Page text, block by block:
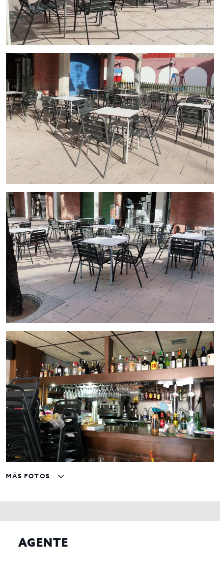
mayor selección de restaurantes y negocios de hostelería en
traspaso, locales comerciales y naves industriales
en Barcelona. Un asesor le acompañara en todo el proceso,
ahorrando tiempo y seleccionando los mejores negocios
para su proyecto.
MÁS FOTOS
AGENTE